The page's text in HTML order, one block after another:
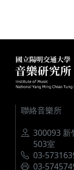
聯絡音樂所
地址
300093 新
503室
電話
03-
傳真
03-